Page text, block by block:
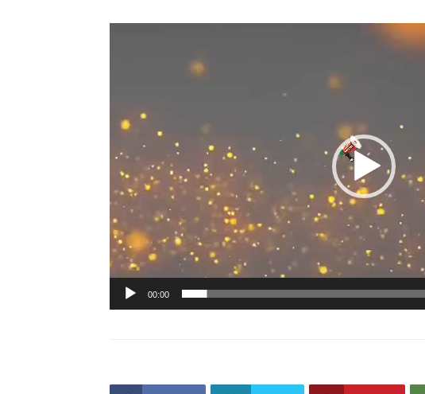
Lecteur
00:00